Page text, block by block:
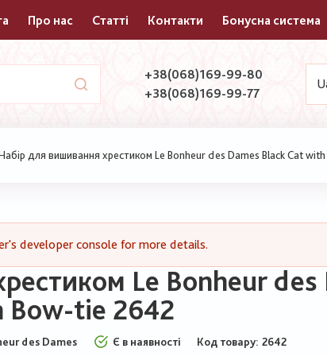
Про нас Статті Контакти Бонусна система
+38(068)169-99-80
+38(068)169-99-77
для вишивання хрестиком Le Bonheur des Dames Black Cat
developer console for more details.
Le Bonheur
Bow-tie 2642
des Dames Є в наявності Код товару 2642